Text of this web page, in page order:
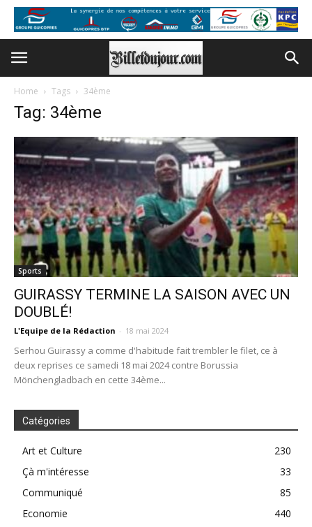
Home Tags 34ème
Tag: 34ème
Sports
GUIRASSY TERMINE LA SAISON AVEC UN
DOUBLÉ!
L'Equipe de la Rédaction - 18 mai 2024
Serhou Guirassy a comme d'habitude fait trembler le filet, ce à
deux reprises ce samedi 18 mai 2024 contre Borussia
Mönchengladbach en cette 34ème...
Catégories
Art et Culture
230
Çà m'intéresse
33
Communiqué
85
Economie
440